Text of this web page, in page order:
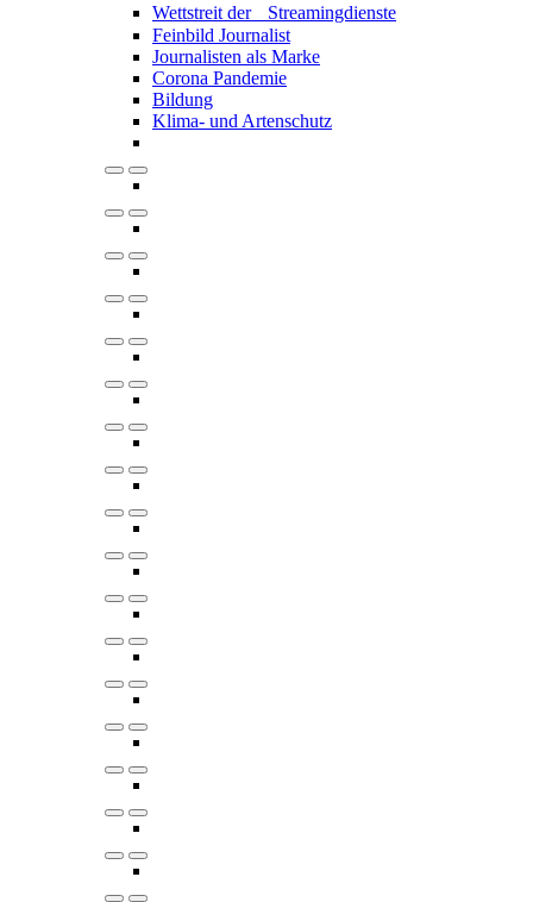
Wettstreit der Streamingdienste
Feinbild Journalist
Journalisten als Marke
Corona Pandemie
Bildung
Klima- und Artenschutz